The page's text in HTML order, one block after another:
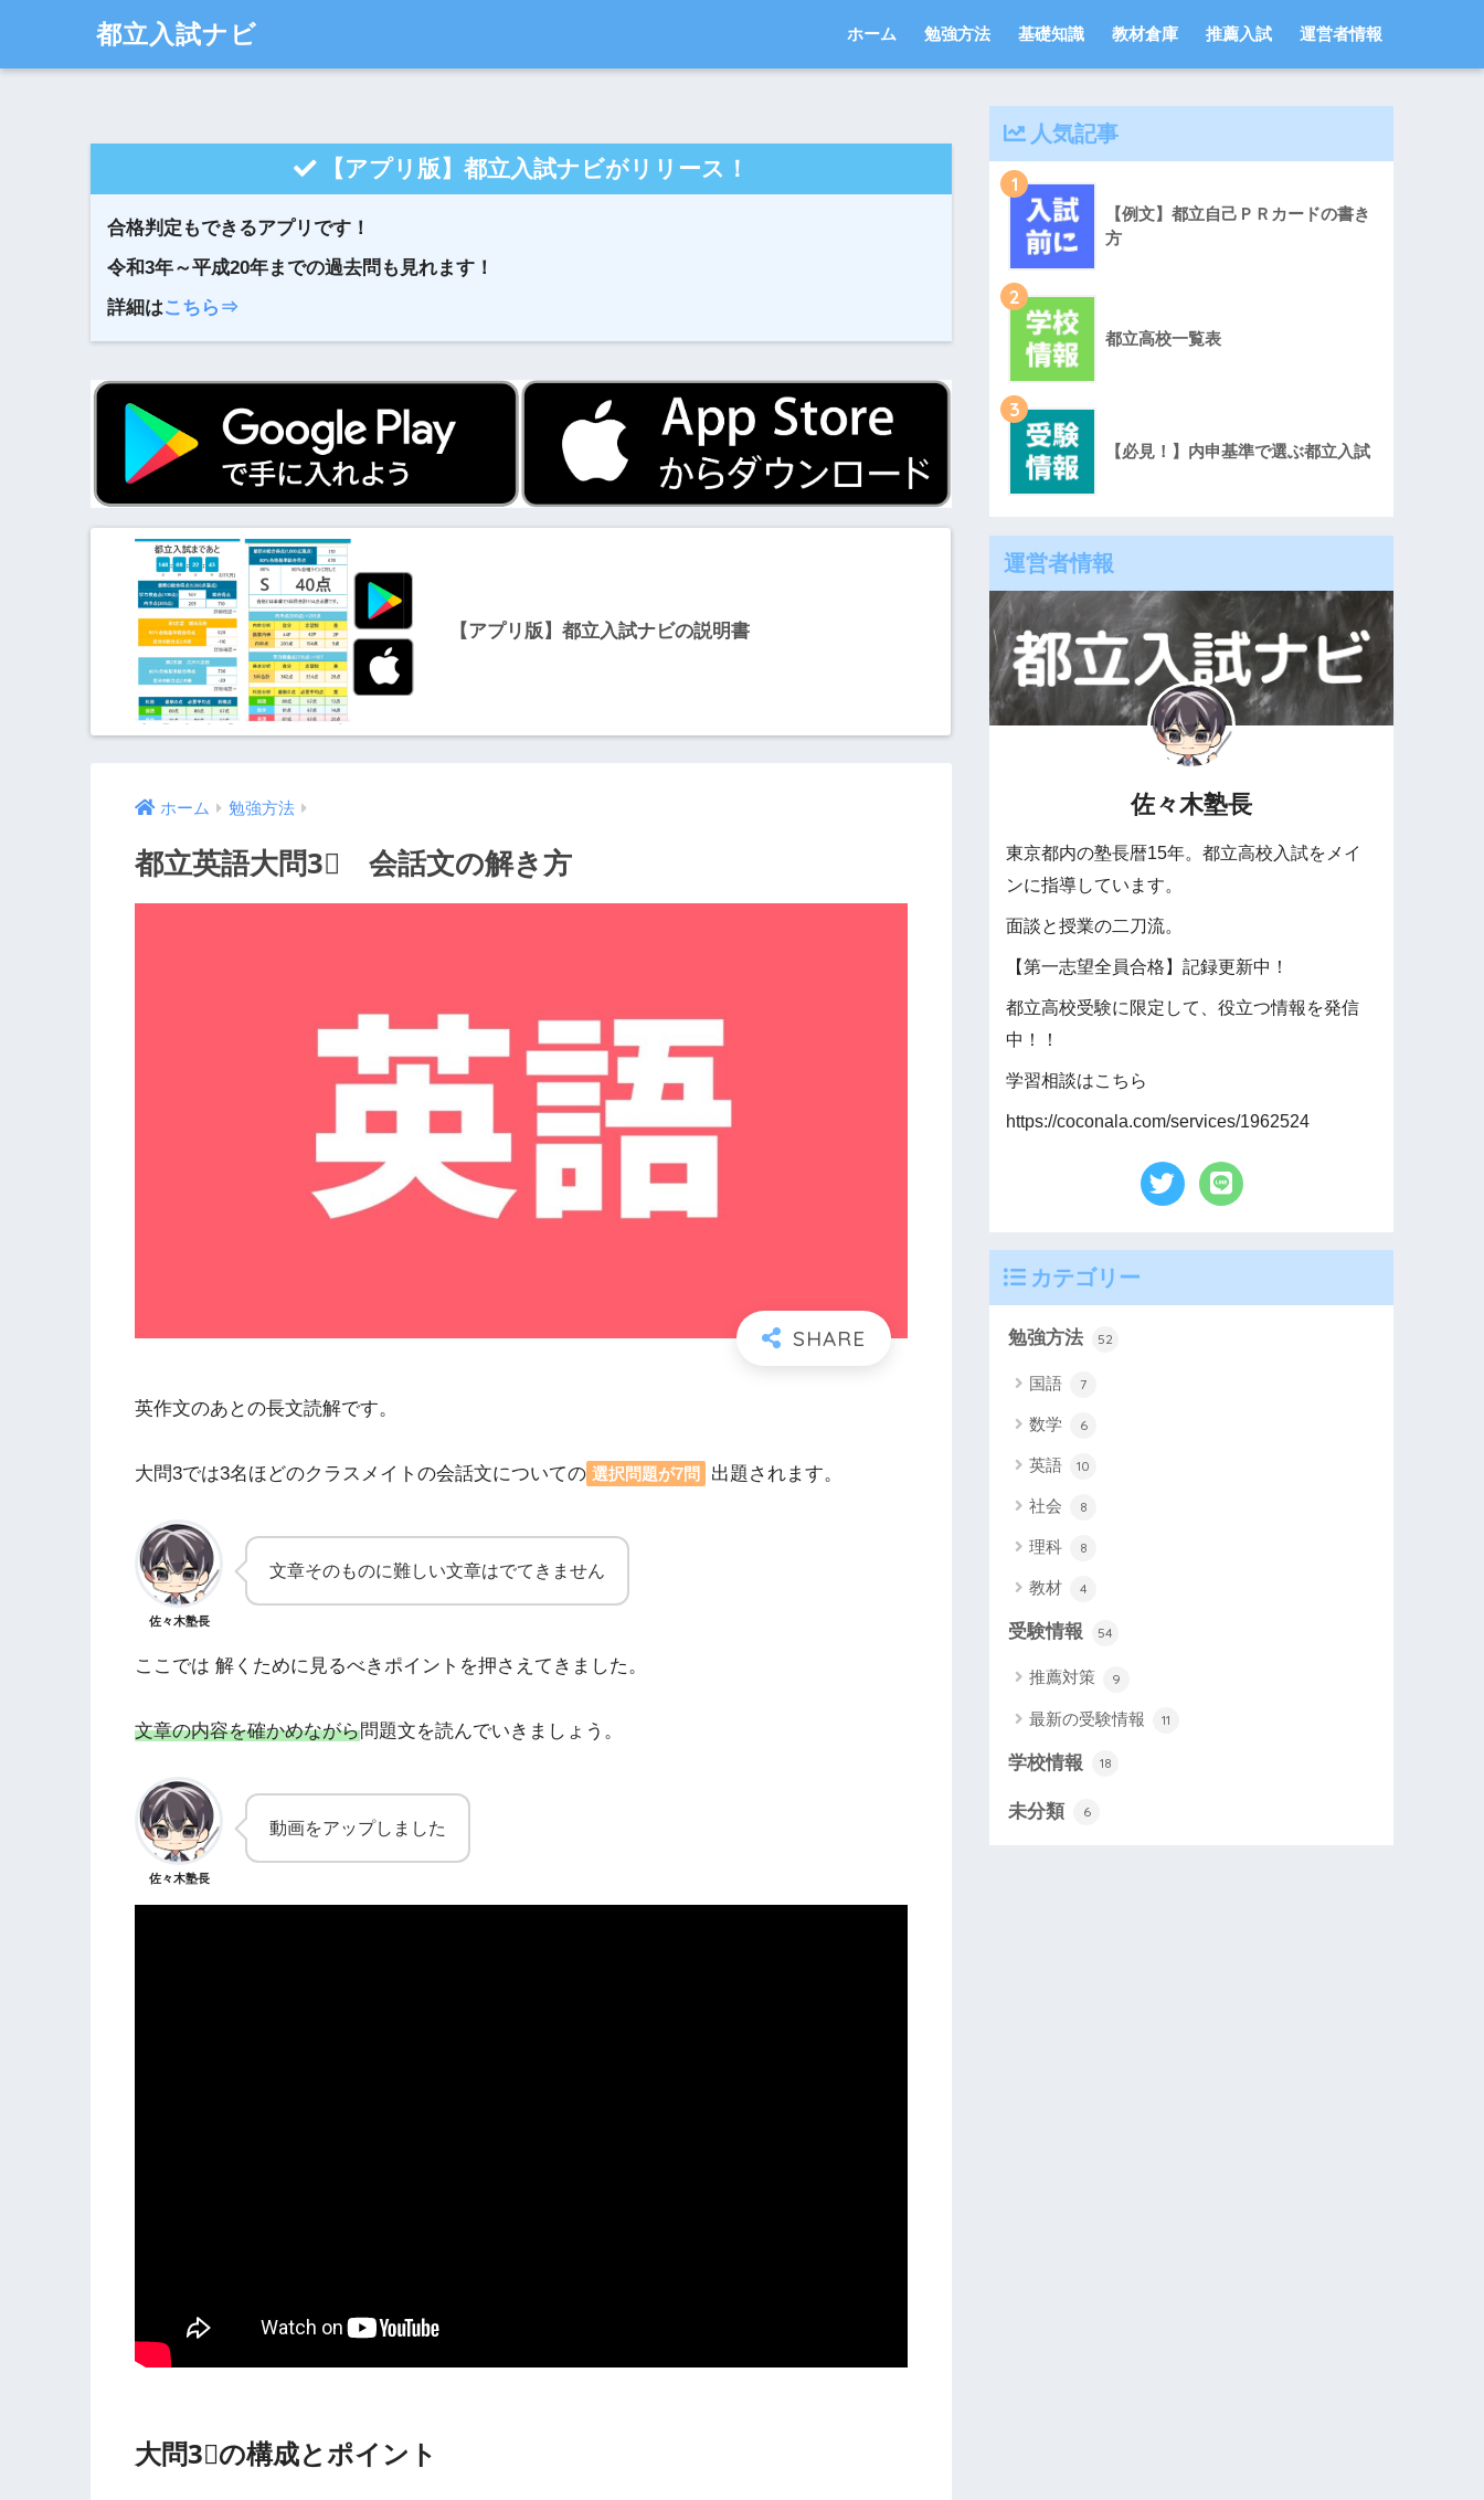
都立入試ナビ ホーム 勉強方法 基礎知識 教材倉庫 推薦入試 運営者情報
【アプリ版】都立入試ナビがリリース！
合格判定もできるアプリです！
令和3年～平成20年までの過去問も見れます！
詳細はこちら⇒
【アプリ版】都立入試ナビの説明書
ホーム 勉強方法
都立英語大問3⃣ 会話文の解き方
英作文のあとの長文読解です。
大問3では3名ほどのクラスメイトの会話文についての 選択問題が7問 出題されます。
佐々木塾長
文章そのものに難しい文章はでてきません
ここでは 解くために見るべきポイントを押さえてきました。
文章の内容を確かめながら問題文を読んでいきましょう。
佐々木塾長
動画をアップしました
大問3⃣の構成とポイント
人気記事
1
【例文】都立自己ＰＲカードの書き
方
2
都立高校一覧表
3
【必見！】内申基準で選ぶ都立入試
運営者情報
佐々木塾長
東京都内の塾長暦15年。都立高校入試をメイ
ンに指導しています。
面談と授業の二刀流。
【第一志望全員合格】記録更新中！
都立高校受験に限定して、役立つ情報を発信
中！！
学習相談はこちら
https://coconala.com/services/1962524
カテゴリー
勉強方法 52
国語 7
数学 6
英語 10
社会 8
理科 8
教材 4
受験情報 54
推薦対策 9
最新の受験情報 11
学校情報 18
未分類 6